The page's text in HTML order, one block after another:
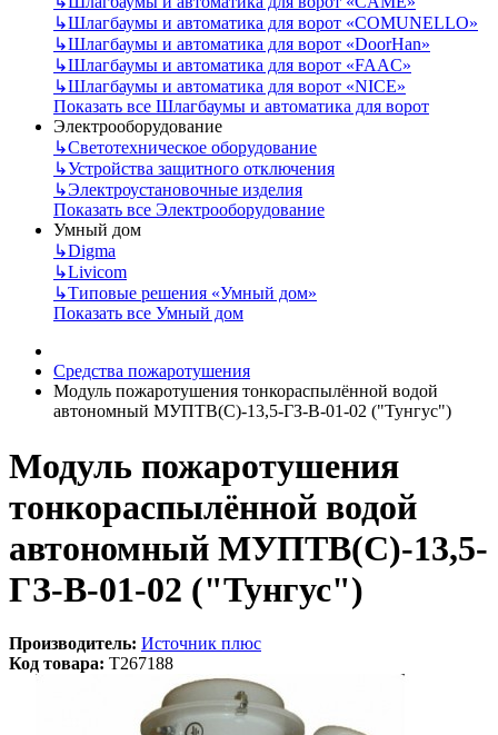
↳Шлагбаумы и автоматика для ворот «COMUNELLO»
↳Шлагбаумы и автоматика для ворот «DoorHan»
↳Шлагбаумы и автоматика для ворот «FAAC»
↳Шлагбаумы и автоматика для ворот «NICE»
Показать все Шлагбаумы и автоматика для ворот
Электрооборудование
↳Светотехническое оборудование
↳Устройства защитного отключения
↳Электроустановочные изделия
Показать все Электрооборудование
Умный дом
↳Digma
↳Livicom
↳Типовые решения «Умный дом»
Показать все Умный дом
Средства пожаротушения
Модуль пожаротушения тонкораспылённой водой
автономный МУПТВ(С)-13,5-ГЗ-В-01-02 ("Тунгус")
Модуль пожаротушения
тонкораспылённой водой
автономный МУПТВ(С)-13,5-
ГЗ-В-01-02 ("Тунгус")
Производитель: Источник плюс
Код товара: T267188